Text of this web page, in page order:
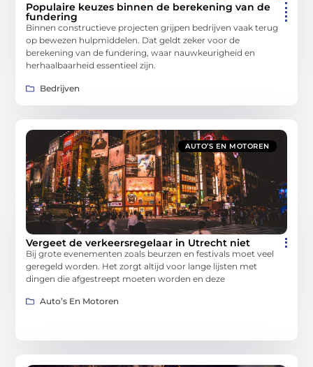
Populaire keuzes binnen de berekening van de
fundering
Binnen constructieve projecten grijpen bedrijven vaak terug
op bewezen hulpmiddelen. Dat geldt zeker voor de
berekening van de fundering, waar nauwkeurigheid en
herhaalbaarheid essentieel zijn.
Bedrijven
AUTO’S EN MOTOREN
Vergeet de verkeersregelaar in Utrecht niet
Bij grote evenementen zoals beurzen en festivals moet veel
geregeld worden. Het zorgt altijd voor lange lijsten met
dingen die afgestreept moeten worden en deze
Auto’s En Motoren